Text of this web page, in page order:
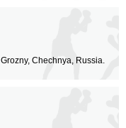
Grozny, Chechnya, Russia.